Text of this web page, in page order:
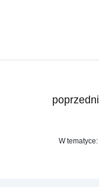
poprzedni
W tematyce: